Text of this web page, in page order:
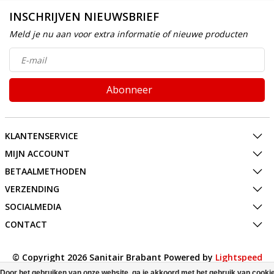
INSCHRIJVEN NIEUWSBRIEF
Meld je nu aan voor extra informatie of nieuwe producten
Abonneer
KLANTENSERVICE
MIJN ACCOUNT
BETAALMETHODEN
VERZENDING
SOCIALMEDIA
CONTACT
© Copyright 2026 Sanitair Brabant Powered by Lightspeed
All rights reserved byInStijl Media